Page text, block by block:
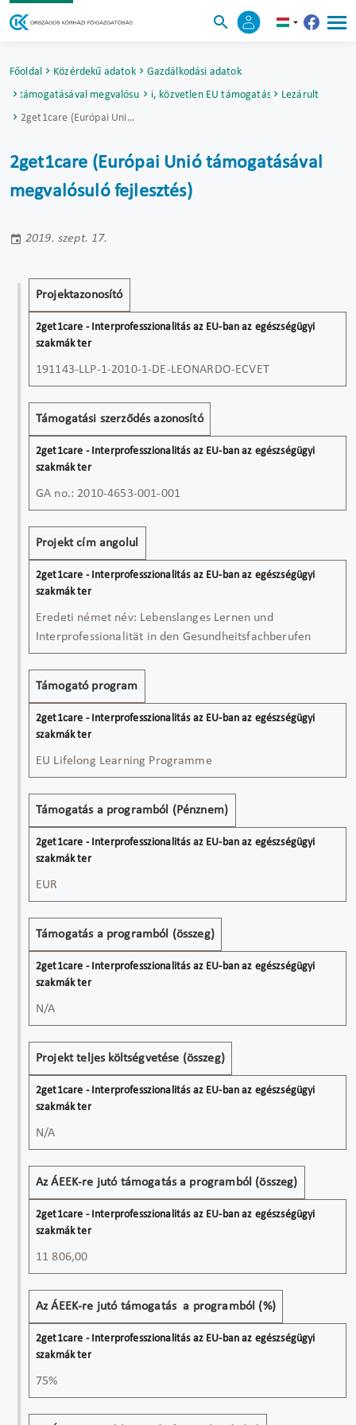
Főoldal Közérdekű adatok
Gazdálkodási adatok
támogatásával megvalósuló fejlesztések
Nemzetközi, közvetlen EU támogatású projektek
Lezárult
2get1care (Európai Unió támogatásával megvalósuló fejlesztés)
2get1care (Európai Unió támogatásával
megvalósuló fejlesztés)
2019. szept. 17.
Projekt
cím
2get1care -
Interprofesszionalitás
az EU-ban az
szakmák ter
Projektazonosító
191143-LLP-1-2010-1-DE-LEONARDO-ECVET
Támogatási szerződés azonosító
GA no.: 2010-4653-001-001
Projekt cím angolul
Eredeti német név: Lebenslanges Lernen und
Interprofessionalität in den Gesundheitsfachberufen
Támogató program
EU Lifelong Learning Programme
Támogatás a programból (Pénznem)
EUR
Támogatás a programból (összeg)
N/A
Projekt teljes költségvetése (összeg)
N/A
Az ÁEEK-re jutó támogatás a programból (összeg)
11 806,00
Az ÁEEK-re jutó támogatás a programból (%)
75%